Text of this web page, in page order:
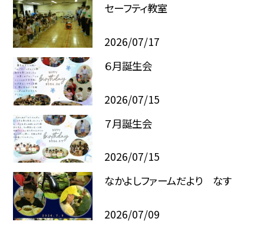
セーフティ教室
2026/07/17
６月誕生会
2026/07/15
７月誕生会
2026/07/15
なかよしファームだより なす
2026/07/09